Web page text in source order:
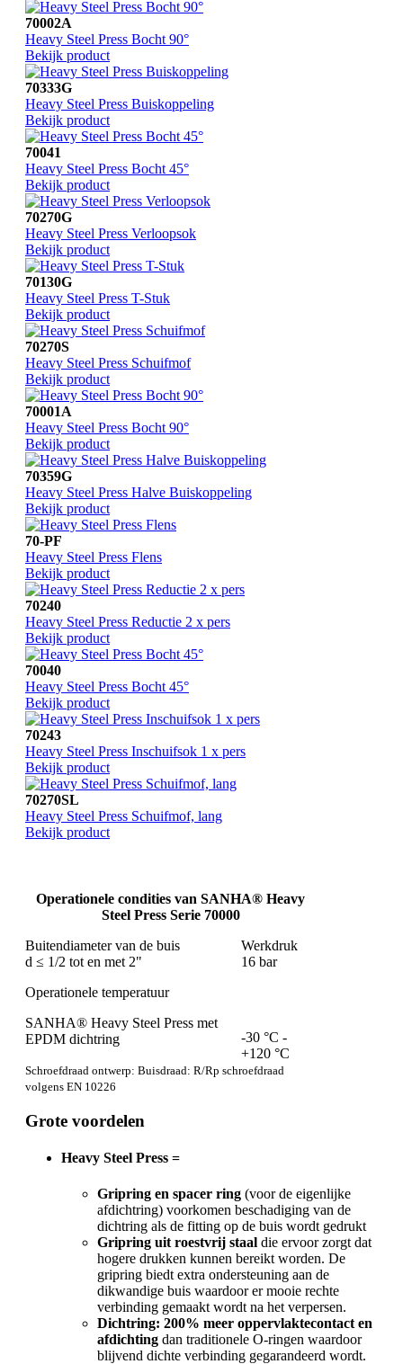
70002A
Heavy Steel Press Bocht 90°
Bekijk product
70333G
Heavy Steel Press Buiskoppeling
Bekijk product
70041
Heavy Steel Press Bocht 45°
Bekijk product
70270G
Heavy Steel Press Verloopsok
Bekijk product
70130G
Heavy Steel Press T-Stuk
Bekijk product
70270S
Heavy Steel Press Schuifmof
Bekijk product
70001A
Heavy Steel Press Bocht 90°
Bekijk product
70359G
Heavy Steel Press Halve Buiskoppeling
Bekijk product
70-PF
Heavy Steel Press Flens
Bekijk product
70240
Heavy Steel Press Reductie 2 x pers
Bekijk product
70040
Heavy Steel Press Bocht 45°
Bekijk product
70243
Heavy Steel Press Inschuifsok 1 x pers
Bekijk product
70270SL
Heavy Steel Press Schuifmof, lang
Bekijk product
Operationele condities van SANHA® Heavy
Steel Press Serie 70000
Buitendiameter van de buis
Werkdruk
d ≤ 1/2 tot en met 2"
16 bar
Operationele temperatuur
SANHA® Heavy Steel Press met
EPDM dichtring
-30 °C -
+120 °C
Schroefdraad ontwerp: Buisdraad: R/Rp schroefdraad
volgens EN 10226
Grote voordelen
Heavy Steel Press =
Gripring en spacer ring (voor de eigenlijke
afdichtring) voorkomen beschadiging van de
dichtring als de fitting op de buis wordt gedrukt
Gripring uit roestvrij staal die ervoor zorgt dat
hogere drukken kunnen bereikt worden. De
gripring biedt extra ondersteuning aan de
dikwandige buis waardoor er mooie rechte
verbinding gemaakt wordt na het verpersen.​
Dichtring: 200% meer oppervlaktecontact en
afdichting dan traditionele O-ringen​ waardoor
blijvend dichte verbinding gegarandeerd wordt.